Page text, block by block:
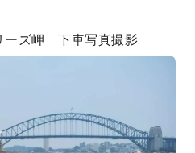
ーズ岬 下車写真撮影